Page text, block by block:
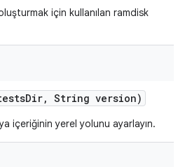
için kullanılan ramdisk
Dir, String version)
içeriğinin yerel yolunu ayarlayın.